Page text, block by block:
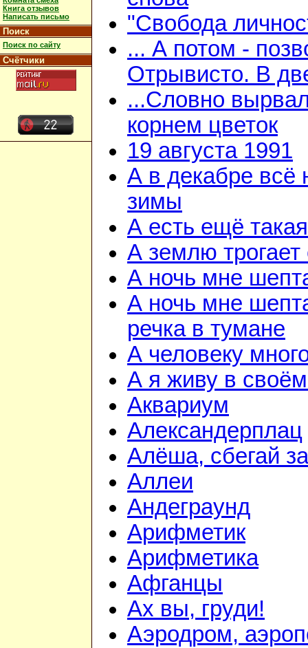
Книга отзывов
Написать письмо
Поиск
Поиск по сайту
Счётчики
"Свобода
... А потом -
Отрывисто. В
...Словно
корнем цветок
19 августа 1991
А в декабре всё
зимы
А есть ещё
А землю трогает
А ночь мне
А ночь мне
речка в тумане
А человеку
А я живу в своём
Аквариум
Александерплац
Алёша, сбегай
Аллеи
Андеграунд
Арифметик
Арифметика
Афганцы
Ах вы, груди!
Аэродром,